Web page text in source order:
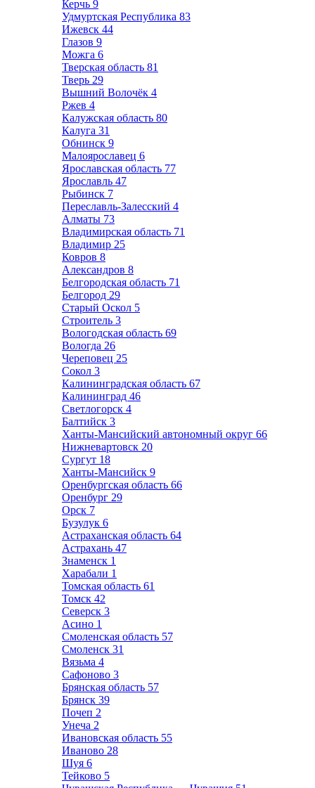
Керчь 9
Удмуртская Республика 83
Ижевск 44
Глазов 9
Можга 6
Тверская область 81
Тверь 29
Вышний Волочёк 4
Ржев 4
Калужская область 80
Калуга 31
Обнинск 9
Малоярославец 6
Ярославская область 77
Ярославль 47
Рыбинск 7
Переславль-Залесский 4
Алматы 73
Владимирская область 71
Владимир 25
Ковров 8
Александров 8
Белгородская область 71
Белгород 29
Старый Оскол 5
Строитель 3
Вологодская область 69
Вологда 26
Череповец 25
Сокол 3
Калининградская область 67
Калининград 46
Светлогорск 4
Балтийск 3
Ханты-Мансийский автономный округ 66
Нижневартовск 20
Сургут 18
Ханты-Мансийск 9
Оренбургская область 66
Оренбург 29
Орск 7
Бузулук 6
Астраханская область 64
Астрахань 47
Знаменск 1
Харабали 1
Томская область 61
Томск 42
Северск 3
Асино 1
Смоленская область 57
Смоленск 31
Вязьма 4
Сафоново 3
Брянская область 57
Брянск 39
Почеп 2
Унеча 2
Ивановская область 55
Иваново 28
Шуя 6
Тейково 5